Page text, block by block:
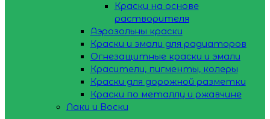
Краски на основе
растворителя
Аэрозольны краски
Краски и эмали для радиаторов
Огнезащитные краски и эмали
Красители, пигменты, колеры
Краски для дорожной разметки
Краски по металлу и ржавчине
Лаки и Воски